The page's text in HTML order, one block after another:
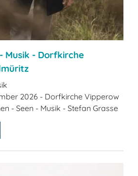
Musik - Dorfkirche
2026 - Dorfkirche Vipperow
- Seen - Musik - Stefan Grasse